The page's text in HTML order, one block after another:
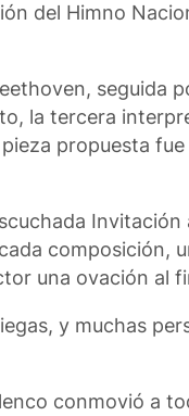
del Himno
seguida
la tercera
propuesta
Invitación
composición,
una ovación al
y muchas
conmovió a